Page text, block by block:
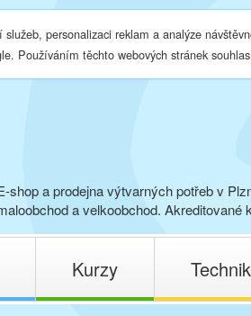
personalizaci reklam a analýze
Používáním těchto webových stránek
shop a prodejna výtvarných potřeb v
a velkoobchod.
Kurzy